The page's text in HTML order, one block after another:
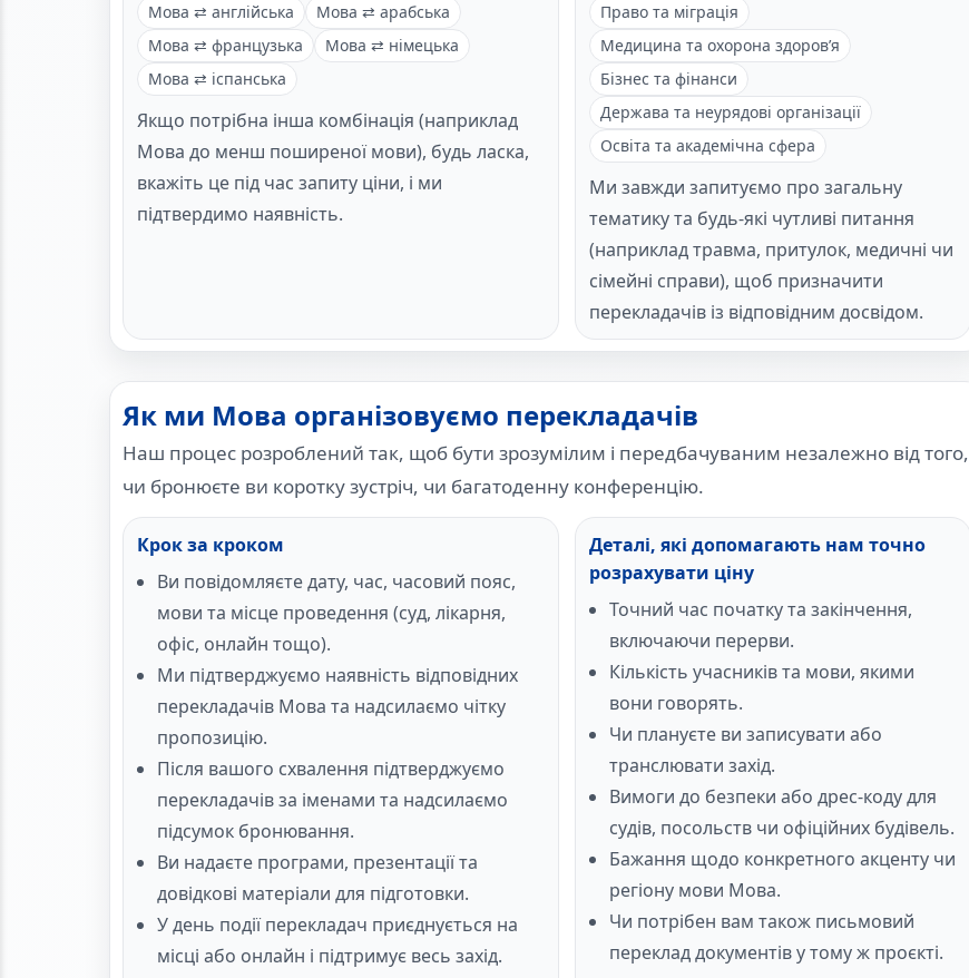
Мова ⇄ англійська
Мова ⇄ арабська
Мова ⇄ французька
Мова ⇄ німецька
Мова ⇄ іспанська
Якщо потрібна інша комбінація (наприклад
Мова до менш поширеної мови), будь ласка,
вкажіть це під час запиту ціни, і ми
підтвердимо наявність.
Право та міграція
Медицина та охорона здоров’я
Бізнес та фінанси
Держава та неурядові організації
Освіта та академічна сфера
Ми завжди запитуємо про загальну
тематику та будь-які чутливі питання
(наприклад травма, притулок, медичні чи
сімейні справи), щоб призначити
перекладачів із відповідним досвідом.
Як ми Мова організовуємо перекладачів
Наш процес розроблений так, щоб бути зрозумілим і передбачуваним незалежно від того,
чи бронюєте ви коротку зустріч, чи багатоденну конференцію.
Крок за кроком
Ви повідомляєте дату, час, часовий пояс,
мови та місце проведення (суд, лікарня,
офіс, онлайн тощо).
Ми підтверджуємо наявність відповідних
перекладачів Мова та надсилаємо чітку
пропозицію.
Після вашого схвалення підтверджуємо
перекладачів за іменами та надсилаємо
підсумок бронювання.
Ви надаєте програми, презентації та
довідкові матеріали для підготовки.
У день події перекладач приєднується на
місці або онлайн і підтримує весь захід.
Деталі, які допомагають нам точно
розрахувати ціну
Точний час початку та закінчення,
включаючи перерви.
Кількість учасників та мови, якими
вони говорять.
Чи плануєте ви записувати або
транслювати захід.
Вимоги до безпеки або дрес-коду для
судів, посольств чи офіційних будівель.
Бажання щодо конкретного акценту чи
регіону мови Мова.
Чи потрібен вам також письмовий
переклад документів у тому ж проєкті.